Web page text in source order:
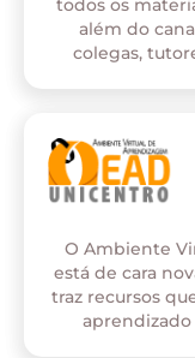
todos os
além do
colegas,
O Ambiente
está de cara
traz recursos